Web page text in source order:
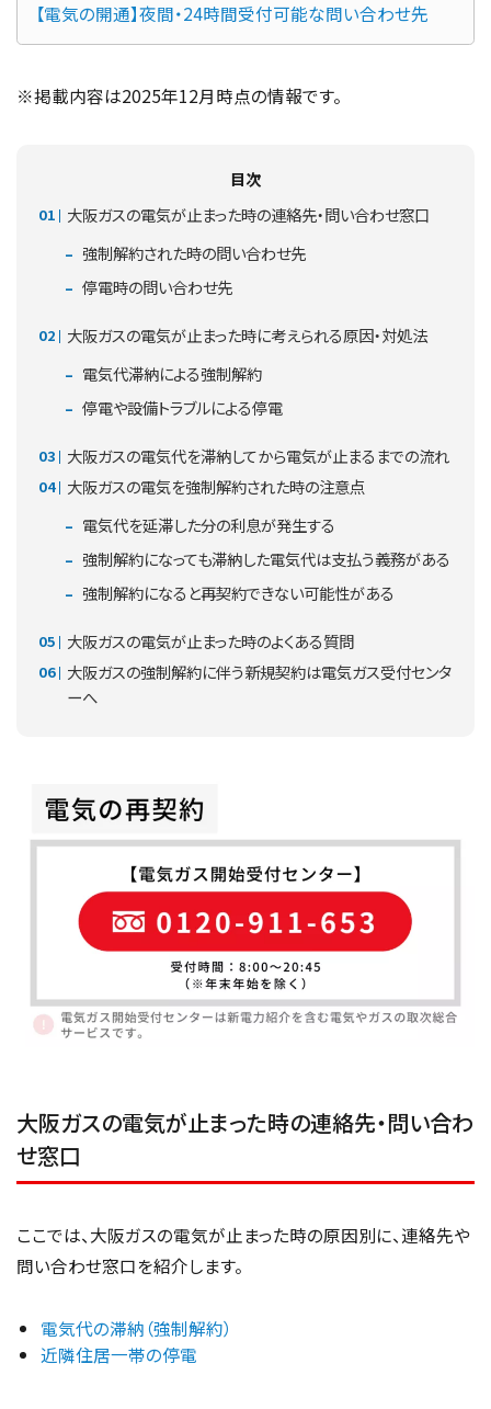
【電気の開通】夜間・24時間受付可能な問い合わせ先
※掲載内容は2025年12月時点の情報です。
目次
大阪ガスの電気が止まった時の連絡先・問い合わせ窓口
強制解約された時の問い合わせ先
停電時の問い合わせ先
大阪ガスの電気が止まった時に考えられる原因・対処法
電気代滞納による強制解約
停電や設備トラブルによる停電
大阪ガスの電気代を滞納してから電気が止まるまでの流れ
大阪ガスの電気を強制解約された時の注意点
電気代を延滞した分の利息が発生する
強制解約になっても滞納した電気代は支払う義務がある
強制解約になると再契約できない可能性がある
大阪ガスの電気が止まった時のよくある質問
大阪ガスの強制解約に伴う新規契約は電気ガス受付センタ
ーへ
大阪ガスの電気が止まった時の連絡先・問い合わ
せ窓口
ここでは、大阪ガスの電気が止まった時の原因別に、連絡先や
問い合わせ窓口を紹介します。
電気代の滞納（強制解約）
近隣住居一帯の停電